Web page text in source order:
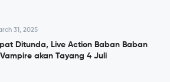
31, 2025
Ditunda, Live Action Baban Baban
Vampire akan Tayang 4 Juli